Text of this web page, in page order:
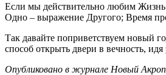
Если мы действительно любим
Одно – выражение Другого; Время
Так давайте поприветствуем новый
способ открыть двери в вечность,
Опубликовано в журнале Новый